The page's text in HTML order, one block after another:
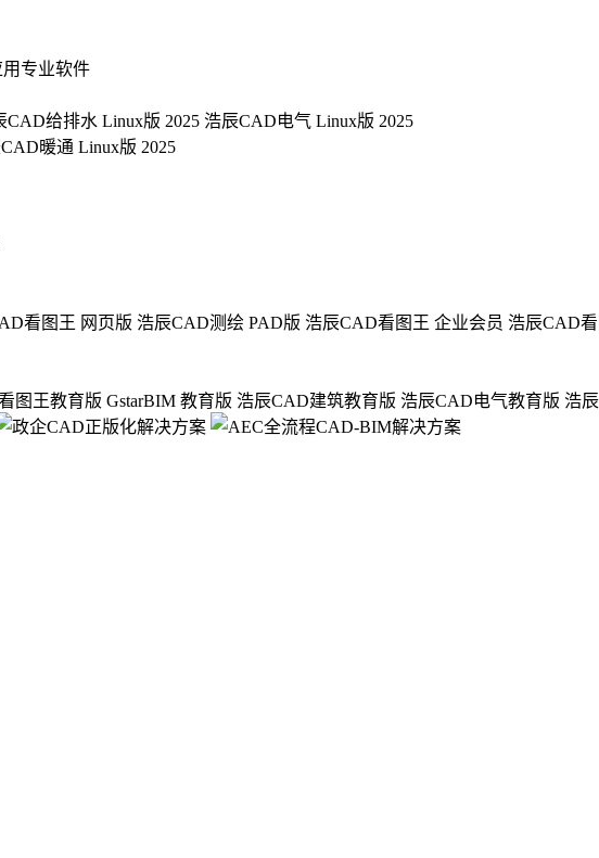
专业软件
CAD给排水 Linux版 2025 浩辰CAD电气 Linux版 2025
暖通 Linux版 2025
看图王 网页版 浩辰CAD测绘 PAD版 浩辰CAD看图王 企业会员 浩辰CAD
图王教育版 GstarBIM 教育版 浩辰CAD建筑教育版 浩辰CAD电气教育版 浩